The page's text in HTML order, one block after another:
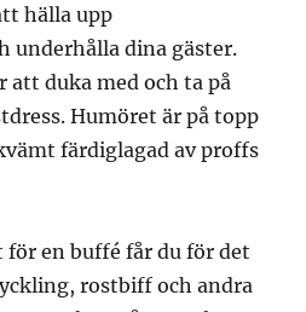
hälla upp
underhålla dina gäster.
att duka med och ta på
Humöret är på topp
färdiglagad av proffs
en buffé får du för det
rostbiff och andra